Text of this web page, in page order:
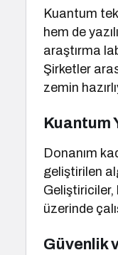
Kuantum
hem de
araştırma
Şirketler
zemin
Kuantum
Donanım
geliştirilen
Geliştiriciler,
üzerinde
Güvenlik